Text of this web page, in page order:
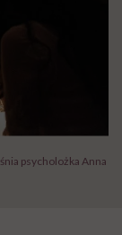
psycholożka Anna